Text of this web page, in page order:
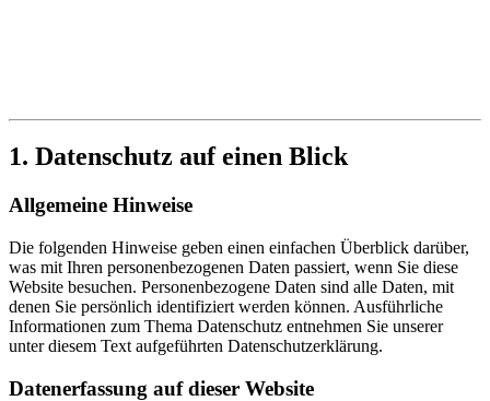
1. Datenschutz auf einen Blick
Allgemeine Hinweise
Die folgenden Hinweise geben einen einfachen Überblick darüber,
was mit Ihren personenbezogenen Daten passiert, wenn Sie diese
Website besuchen. Personenbezogene Daten sind alle Daten, mit
denen Sie persönlich identifiziert werden können. Ausführliche
Informationen zum Thema Datenschutz entnehmen Sie unserer
unter diesem Text aufgeführten Datenschutzerklärung.
Datenerfassung auf dieser Website